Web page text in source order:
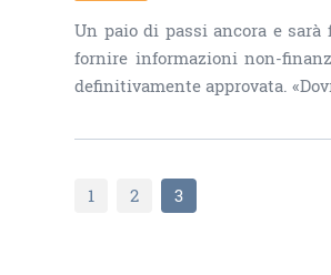
Un paio di passi ancora e
fornire informazioni non-
definitivamente approvata.
1 2 3